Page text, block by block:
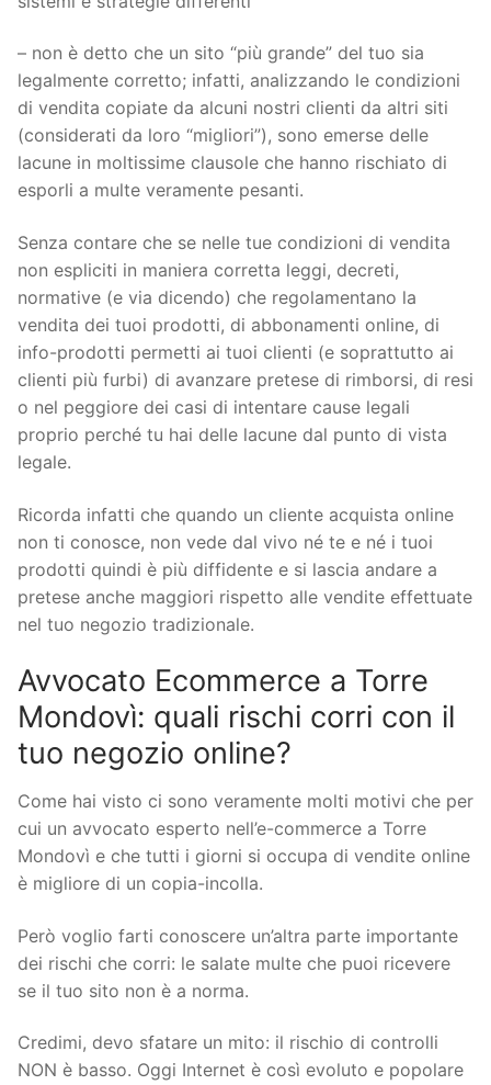
– non è detto che un sito “più grande” del tuo sia
legalmente corretto; infatti, analizzando le condizioni
di vendita copiate da alcuni nostri clienti da altri siti
(considerati da loro “migliori”), sono emerse delle
lacune in moltissime clausole che hanno rischiato di
esporli a multe veramente pesanti.
Senza contare che se nelle tue condizioni di vendita
non espliciti in maniera corretta leggi, decreti,
normative (e via dicendo) che regolamentano la
vendita dei tuoi prodotti, di abbonamenti online, di
info-prodotti permetti ai tuoi clienti (e soprattutto ai
clienti più furbi) di avanzare pretese di rimborsi, di resi
o nel peggiore dei casi di intentare cause legali
proprio perché tu hai delle lacune dal punto di vista
legale.
Ricorda infatti che quando un cliente acquista online
non ti conosce, non vede dal vivo né te e né i tuoi
prodotti quindi è più diffidente e si lascia andare a
pretese anche maggiori rispetto alle vendite effettuate
nel tuo negozio tradizionale.
Avvocato Ecommerce a Torre
Mondovì: quali rischi corri con il
tuo negozio online?
Come hai visto ci sono veramente molti motivi che per
cui un avvocato esperto nell’e-commerce a Torre
Mondovì e che tutti i giorni si occupa di vendite online
è migliore di un copia-incolla.
Però voglio farti conoscere un’altra parte importante
dei rischi che corri: le salate multe che puoi ricevere
se il tuo sito non è a norma.
Credimi, devo sfatare un mito: il rischio di controlli
NON è basso. Oggi Internet è così evoluto e popolare